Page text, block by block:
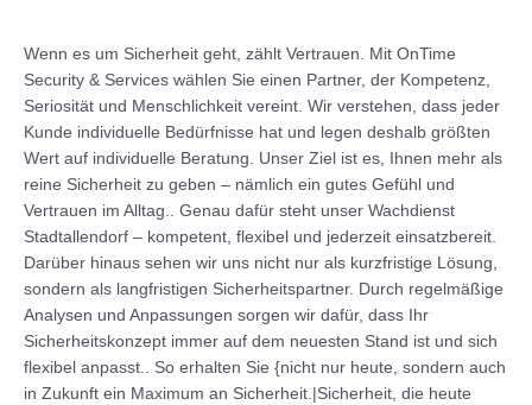
Wenn es um Sicherheit geht, zählt Vertrauen. Mit OnTime
Security & Services wählen Sie einen Partner, der Kompetenz,
Seriosität und Menschlichkeit vereint. Wir verstehen, dass jeder
Kunde individuelle Bedürfnisse hat und legen deshalb größten
Wert auf individuelle Beratung. Unser Ziel ist es, Ihnen mehr als
reine Sicherheit zu geben – nämlich ein gutes Gefühl und
Vertrauen im Alltag.. Genau dafür steht unser Wachdienst
Stadtallendorf – kompetent, flexibel und jederzeit einsatzbereit.
Darüber hinaus sehen wir uns nicht nur als kurzfristige Lösung,
sondern als langfristigen Sicherheitspartner. Durch regelmäßige
Analysen und Anpassungen sorgen wir dafür, dass Ihr
Sicherheitskonzept immer auf dem neuesten Stand ist und sich
flexibel anpasst.. So erhalten Sie {nicht nur heute, sondern auch
in Zukunft ein Maximum an Sicherheit.|Sicherheit, die heute